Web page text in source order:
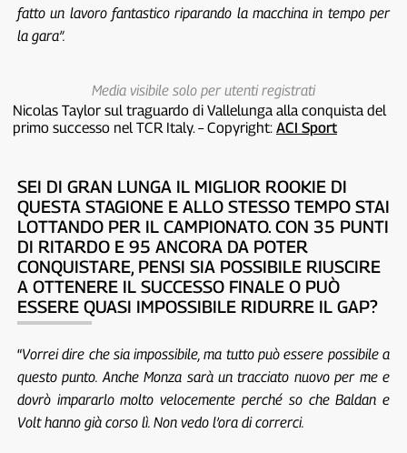
fatto un lavoro fantastico riparando la macchina in tempo per
la gara”.
Media visibile solo per utenti registrati
Nicolas Taylor sul traguardo di Vallelunga alla conquista del
primo successo nel TCR Italy. – Copyright: ACI Sport
SEI DI GRAN LUNGA IL MIGLIOR ROOKIE DI
QUESTA STAGIONE E ALLO STESSO TEMPO STAI
LOTTANDO PER IL CAMPIONATO. CON 35 PUNTI
DI RITARDO E 95 ANCORA DA POTER
CONQUISTARE, PENSI SIA POSSIBILE RIUSCIRE
A OTTENERE IL SUCCESSO FINALE O PUÒ
ESSERE QUASI IMPOSSIBILE RIDURRE IL GAP?
“Vorrei dire che sia impossibile, ma tutto può essere possibile a
questo punto. Anche Monza sarà un tracciato nuovo per me e
dovrò impararlo molto velocemente perché so che Baldan e
Volt hanno già corso lì. Non vedo l’ora di correrci.